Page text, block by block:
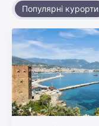
Популярні курорти